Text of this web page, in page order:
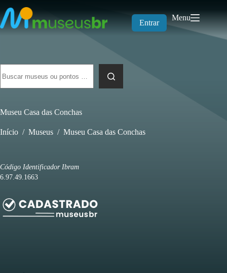
para
o
conteúdo
Entrar
Menu
resultados
Museu Casa das Conchas
Início / Museus / Museu Casa das Conchas
Código Identificador Ibram
6.97.49.1663